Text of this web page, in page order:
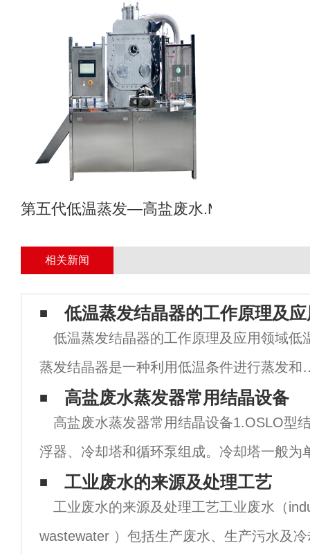
第五代低温蒸发—高盐废水.MVR母液专业
相关新闻
低温蒸发结晶器的工作原理及
低温蒸发结晶器的工作原理及应用领域低
蒸发结晶器是一种利用低温条件进行蒸发和
晶的设备，其工作原理主要基于物质在不同
度下的蒸汽分压差异。当物质在低温下蒸发
时，蒸汽分压较低，使得物质能够更易于从
态转
高盐废水蒸发器常用结晶设备
高盐废水蒸发器常用结晶设备1.OSLO型
浮器、冷却塔和循环泵组成。冷却塔一般为
器。在循环泵前加入热浓料液，与循环母液
塔冷却，产生过饱和度。操作要点是使过饱
工业废水的来源及处理工艺
工业废水的来源及处理工艺工业废水（
wastewater ）包括生产废水、生产污水及